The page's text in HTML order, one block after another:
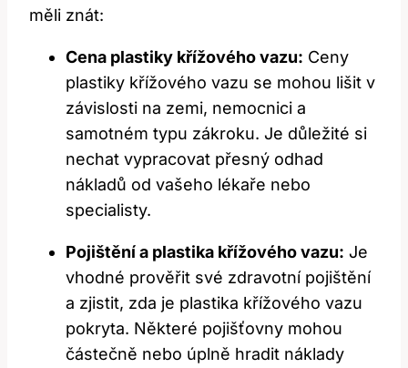
měli znát:
Cena plastiky křížového vazu: Ceny
plastiky křížového vazu se mohou lišit v
závislosti na zemi, nemocnici a
samotném typu zákroku. Je důležité si
nechat vypracovat přesný odhad
nákladů od vašeho lékaře nebo
specialisty.
Pojištění a plastika křížového vazu: Je
vhodné prověřit své zdravotní pojištění
a zjistit, zda je plastika křížového vazu
pokryta. Některé pojišťovny mohou
částečně nebo úplně hradit náklady